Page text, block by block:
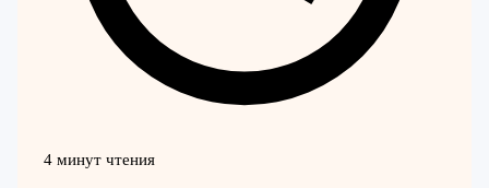
4 минут чтения